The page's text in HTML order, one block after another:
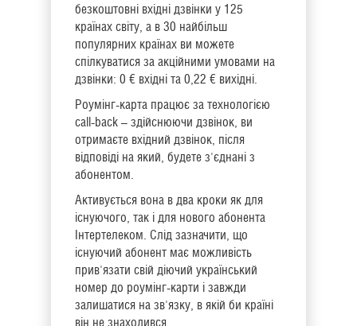
безкоштовні вхідні дзвінки у 125
країнах світу, а в 30 найбільш
популярних країнах ви можете
спілкуватися за акційними умовами на
дзвінки: 0 € вхідні та 0,22 € вихідні.
Роумінг-карта працює за технологією
call-back – здійснюючи дзвінок, ви
отримаєте вхідний дзвінок, після
відповіді на який, будете з'єднані з
абонентом.
Активується вона в два кроки як для
існуючого, так і для нового абонента
Інтертелеком. Слід зазначити, що
існуючий абонент має можливість
прив'язати свій діючий український
номер до роумінг-карти і завжди
залишатися на зв'язку, в якій би країні
він не знаходився.